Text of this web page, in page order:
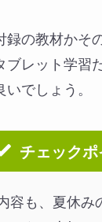
録の教材かそ
ブレット学習
でしょう。
チェックポ
容も、夏休み